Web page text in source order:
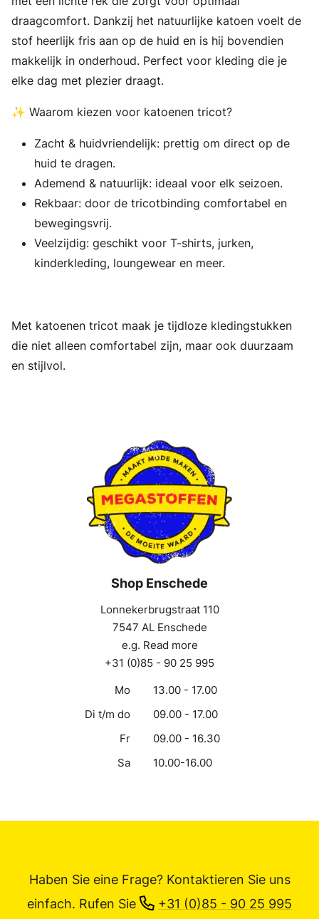
draagcomfort. Dankzij het natuurlijke katoen voelt de
stof heerlijk fris aan op de huid en is hij bovendien
makkelijk in onderhoud. Perfect voor kleding die je
elke dag met plezier draagt.
✨ Waarom kiezen voor katoenen tricot?
Zacht & huidvriendelijk: prettig om direct op de
huid te dragen.
Ademend & natuurlijk: ideaal voor elk seizoen.
Rekbaar: door de tricotbinding comfortabel en
bewegingsvrij.
Veelzijdig: geschikt voor T-shirts, jurken,
kinderkleding, loungewear en meer.
Met katoenen tricot maak je tijdloze kledingstukken
die niet alleen comfortabel zijn, maar ook duurzaam
en stijlvol.
Shop Enschede
Lonnekerbrugstraat 110
7547 AL Enschede
e.g. Read more
+31 (0)85 - 90 25 995
Mo
13.00 - 17.00
Di t/m do
09.00 - 17.00
Fr
09.00 - 16.30
Sa
10.00-16.00
Haben Sie eine Frage? Kontaktieren Sie uns
einfach. Rufen Sie
+31 (0)85 - 90 25 995